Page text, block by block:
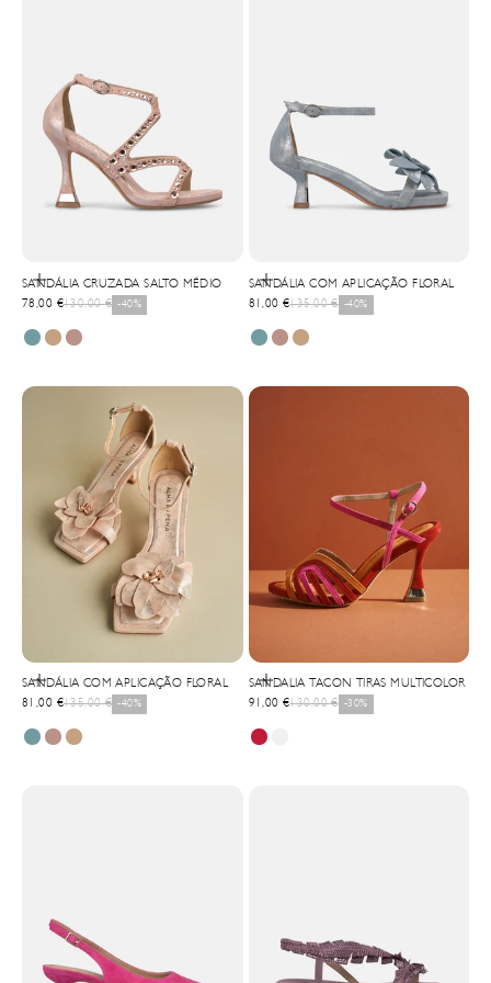
Selecionar opções
SANDÁLIA CRUZADA SALTO MÉDIO
Precio de oferta
78,00 €Precio normal
130,00 € -40%
Selecionar opções
SANDÁLIA COM APLICAÇÃO FLORAL
Precio de oferta
81,00 €Precio normal
135,00 € -40%
Selecionar opções
SANDÁLIA COM APLICAÇÃO FLORAL
Precio de oferta
81,00 €Precio normal
135,00 € -40%
Selecionar opções
SANDALIA TACON TIRAS MULTICOLOR
Precio de oferta
91,00 €Precio normal
130,00 € -30%